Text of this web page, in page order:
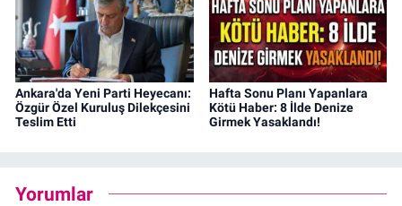
Ankara'da Yeni Parti Heyecanı:
Özgür Özel Kuruluş Dilekçesini
Teslim Etti
Hafta Sonu Planı Yapanlara
Kötü Haber: 8 İlde Denize
Girmek Yasaklandı!
Yorumlar